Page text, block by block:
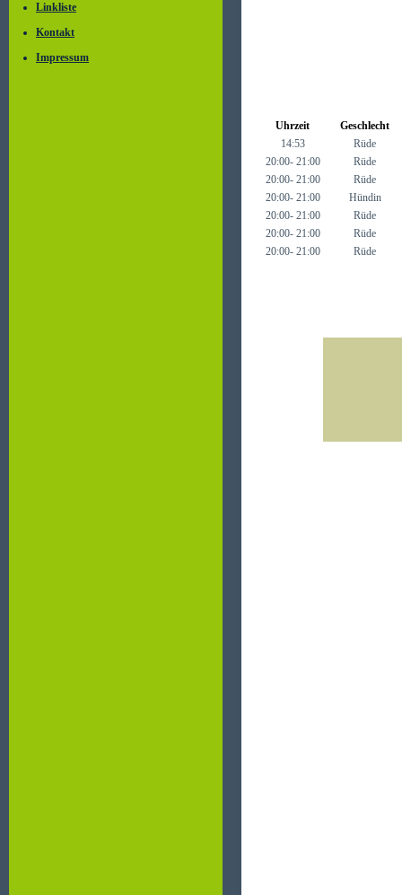
Linkliste
Kontakt
Impressum
Uhrzeit
Geschlecht
14:53
Rüde
20:00- 21:00
Rüde
20:00- 21:00
Rüde
20:00- 21:00
Hündin
20:00- 21:00
Rüde
20:00- 21:00
Rüde
20:00- 21:00
Rüde